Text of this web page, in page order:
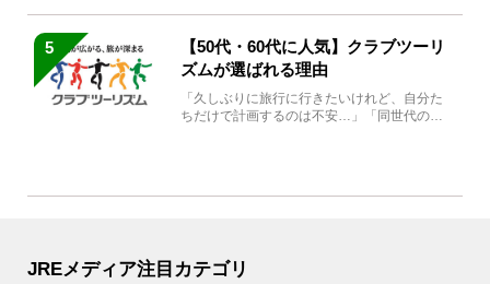
5
【50代・60代に人気】クラブツーリ
ズムが選ばれる理由
「久しぶりに旅行に行きたいけれど、自分た
ちだけで計画するのは不安…」「同世代の方
JREメディア注目カテゴリ